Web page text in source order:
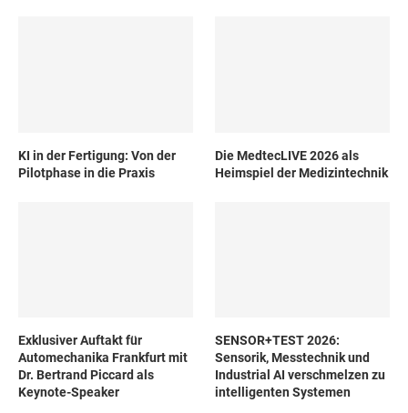
KI in der Fertigung: Von der
Pilotphase in die Praxis
Die MedtecLIVE 2026 als
Heimspiel der Medizintechnik
Exklusiver Auftakt für
Automechanika Frankfurt mit
Dr. Bertrand Piccard als
Keynote-Speaker
SENSOR+TEST 2026:
Sensorik, Messtechnik und
Industrial AI verschmelzen zu
intelligenten Systemen